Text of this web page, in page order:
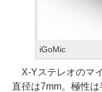
iGoMic
X-Yステレオのマ
直径は7mm。極性